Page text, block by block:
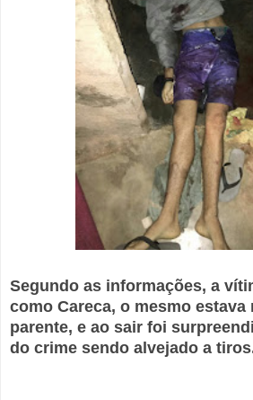
Segundo as informações, a
como Careca, o mesmo estava
parente, e ao sair foi
do crime sendo alvejado a